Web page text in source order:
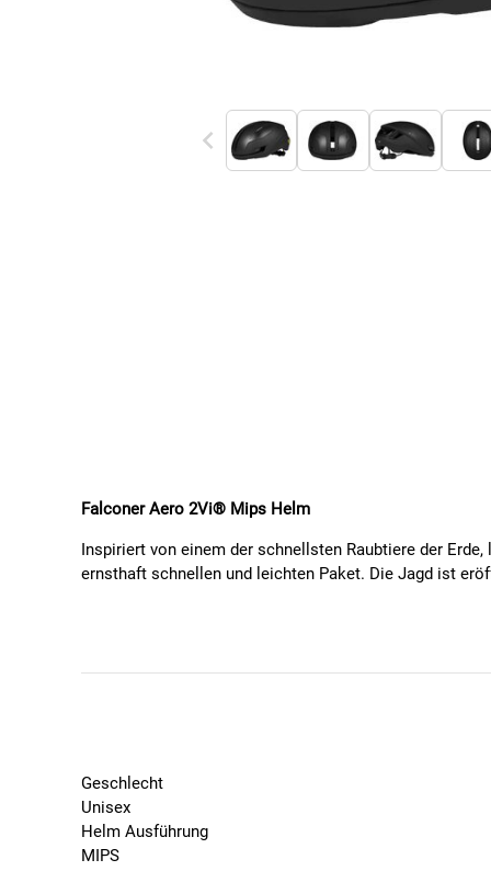
Falconer Aero 2Vi® Mips Helm
Inspiriert von einem der schnellsten Raubtiere der
ernsthaft schnellen und leichten Paket. Die Jagd ist
Ob Sie hundertstel Sekunden von einem Strava-
spielt. Wir haben den Falconer Aero 2Vi® Mips,
berücksichtigt, einschließlich: Brillenhalter, Fidlock-
sorgt nicht nur dafür, dass Sie komfortabel, stilvoll
Verfügt über unsere 2Vi®-Technologieplattform
Übertrifft EU, US und UK Fahrradstandards
Gewicht: 300g (M/L)
Geschlecht
Unisex
Helm Ausführung
MIPS